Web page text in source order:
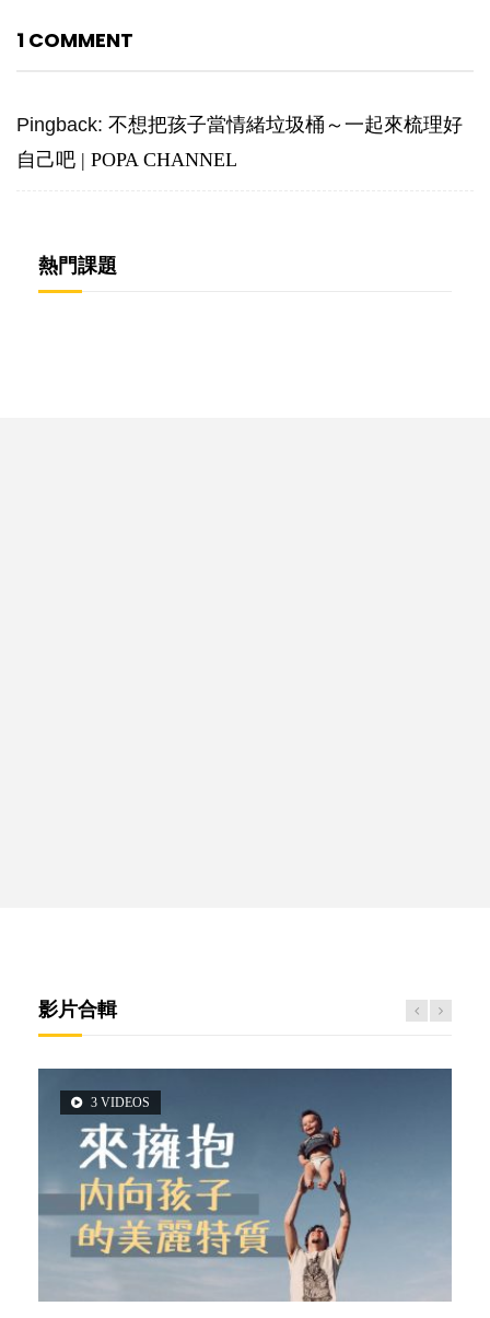
1 COMMENT
Pingback: 不想把孩子當情緒垃圾桶～一起來梳理好
自己吧 | POPA CHANNEL
熱門課題
影片合輯
3 VIDEOS
5 VIDEOS
14 VIDEOS
2 VIDEOS
6 VIDEOS